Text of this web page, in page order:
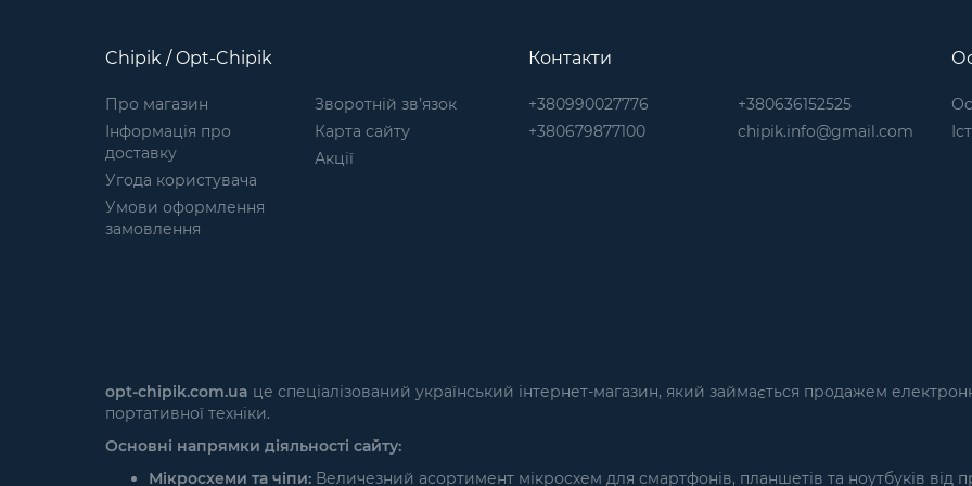
Chipik / Opt-Chipik
Про магазин
Інформація про
доставку
Угода користувача
Умови оформлення
замовлення
Зворотній зв’язок
Карта сайту
Акції
Контакти
+380990027776
+380679877100
+380636152525
chipik.info@gmail.com
opt-chipik.com.ua це спеціалізований український інтернет-магазин, який займається продажем
портативної техніки.
Основні напрямки діяльності сайту:
Мікросхеми та чіпи: Величезний асортимент мікросхем для смартфонів, планшетів та ноутбуків від